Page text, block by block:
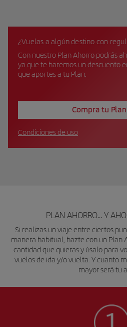
¿Vuelas a algún destino con
Con nuestro Plan Ahorro podrás
ya que te haremos un descuento
que aportes a tu Plan.
Compra tu
Condiciones de uso
PLAN AHORRO… Y
Si realizas un viaje entre ciertos
manera habitual, hazte con un Plan
cantidad que quieras y úsalo para
vuelos de ida y/o vuelta. Y cuanto
mayor será tu